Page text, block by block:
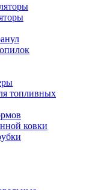
топливных
ковки